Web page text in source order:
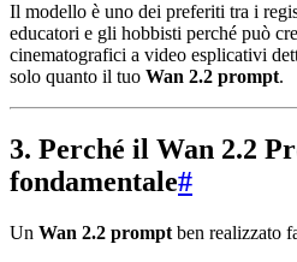
Il modello è uno dei preferiti tra i
educatori e gli hobbisti perché può
cinematografici a video esplicativi
solo quanto il tuo Wan 2.2 prompt.
3. Perché il Wan 2.2
fondamentale#
Un Wan 2.2 prompt ben realizzato